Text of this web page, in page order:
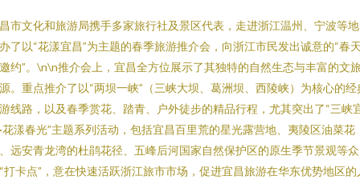
市文化和旅游局携手多家旅行社及景区代表，走进浙江温州、宁波等
了以“花漾宜昌”为主题的春季旅游推介会，向浙江市民发出诚意的“春
约”。\n\n推介会上，宜昌全方位展示了其独特的自然生态与丰富的文
。重点推介了以“两坝一峡”（三峡大坝、葛洲坝、西陵峡）为核心的经
线路，以及春季赏花、踏青、户外徒步的精品行程，尤其突出了“三峡
花漾春光”主题系列活动，包括宜昌百里荒的星光露营地、夷陵区油菜花
远安青龙湾的杜鹃花径、五峰后河国家自然保护区的原生季节景观等众
打卡点”，意在快速活跃浙江旅市市场，促进宜昌旅游在华东优势地区的